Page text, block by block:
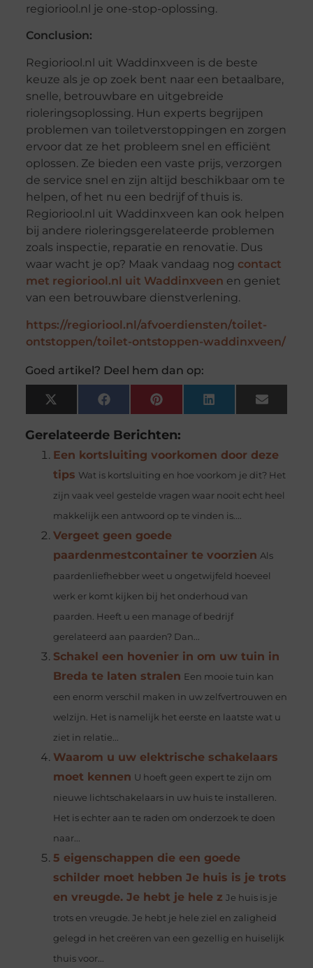
regioriool.nl je one-stop-oplossing.
Conclusion:
Regioriool.nl uit Waddinxveen is de beste
keuze als je op zoek bent naar een betaalbare,
snelle, betrouwbare en uitgebreide
rioleringsoplossing. Hun experts begrijpen
problemen van toiletverstoppingen en zorgen
ervoor dat ze het probleem snel en efficiënt
oplossen. Ze bieden een vaste prijs, verzorgen
de service snel en zijn altijd beschikbaar om te
helpen, of het nu een bedrijf of thuis is.
Regioriool.nl uit Waddinxveen kan ook helpen
bij andere rioleringsgerelateerde problemen
zoals inspectie, reparatie en renovatie. Dus
waar wacht je op? Maak vandaag nog contact
met regioriool.nl uit Waddinxveen en geniet
van een betrouwbare dienstverlening.
https://regioriool.nl/afvoerdiensten/toilet-
ontstoppen/toilet-ontstoppen-waddinxveen/
Goed artikel? Deel hem dan op:
X
(Twitter)
FacebookPinterest LinkedIn Email
Gerelateerde Berichten:
Een kortsluiting voorkomen door deze
tips Wat is kortsluiting en hoe voorkom je dit? Het
zijn vaak veel gestelde vragen waar nooit echt heel
makkelijk een antwoord op te vinden is....
Vergeet geen goede
paardenmestcontainer te voorzien Als
paardenliefhebber weet u ongetwijfeld hoeveel
werk er komt kijken bij het onderhoud van
paarden. Heeft u een manage of bedrijf
gerelateerd aan paarden? Dan...
Schakel een hovenier in om uw tuin in
Breda te laten stralen Een mooie tuin kan
een enorm verschil maken in uw zelfvertrouwen en
welzijn. Het is namelijk het eerste en laatste wat u
ziet in relatie...
Waarom u uw elektrische schakelaars
moet kennen U hoeft geen expert te zijn om
nieuwe lichtschakelaars in uw huis te installeren.
Het is echter aan te raden om onderzoek te doen
naar...
5 eigenschappen die een goede
schilder moet hebben Je huis is je trots
en vreugde. Je hebt je hele z Je huis is je
trots en vreugde. Je hebt je hele ziel en zaligheid
gelegd in het creëren van een gezellig en huiselijk
thuis voor...